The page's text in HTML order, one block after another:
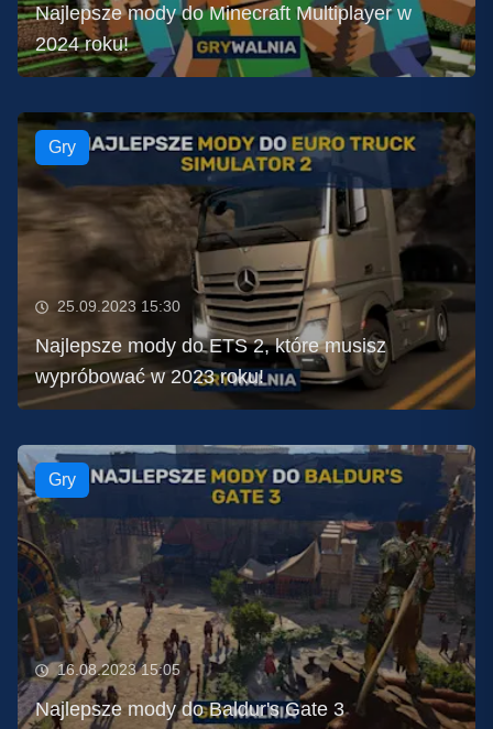
Najlepsze mody do Minecraft Multiplayer w
2024 roku!
Gry
25.09.2023 15:30
Najlepsze mody do ETS 2, które musisz
wypróbować w 2023 roku!
Gry
16.08.2023 15:05
Najlepsze mody do Baldur's Gate 3